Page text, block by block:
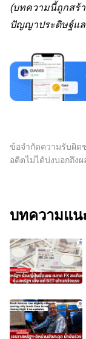
(บทความนี้ถูกสร้
ปัญญาประดิษฐ์แ
ข้อจำกัดความรับผิด
อดีตไม่ได้บ่งบอกถึง
บทความแน